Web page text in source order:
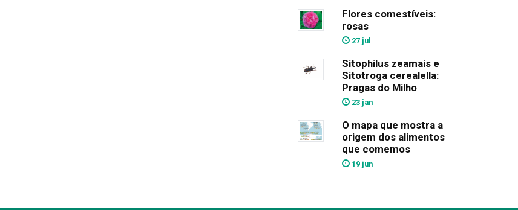
Flores comestíveis:
rosas
27 jul
Sitophilus zeamais e
Sitotroga cerealella:
Pragas do Milho
23 jan
O mapa que mostra a
origem dos alimentos
que comemos
19 jun